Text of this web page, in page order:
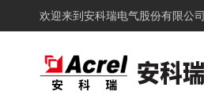
欢迎来到 安科瑞电气股份有限公司